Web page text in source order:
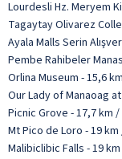
Lourdesli Hz. Meryem
Tagaytay Olivarez
Ayala Malls Serin
Pembe Rahibeler
Orlina Museum - 15,6
Our Lady of Manaoag
Picnic Grove - 17,7 km /
Mt Pico de Loro - 19 km
Malibiclibic Falls - 19